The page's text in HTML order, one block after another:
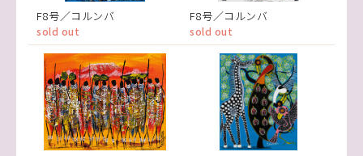
F8号／コルンバ
sold out
F8号／コルンバ
sold out